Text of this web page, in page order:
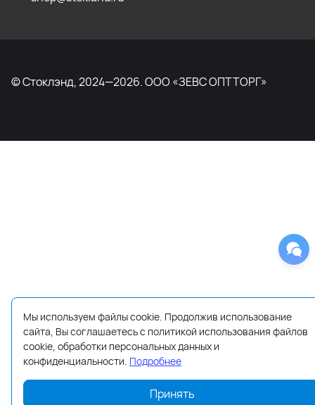
© Стоклэнд, 2024—2026. ООО «ЗЕВС ОПТТОРГ»
Мы используем файлы cookie. Продолжив использование
сайта, Вы соглашаетесь с политикой использования файлов
cookie, обработки персональных данных и
конфиденциальности. Подробнее
Принять